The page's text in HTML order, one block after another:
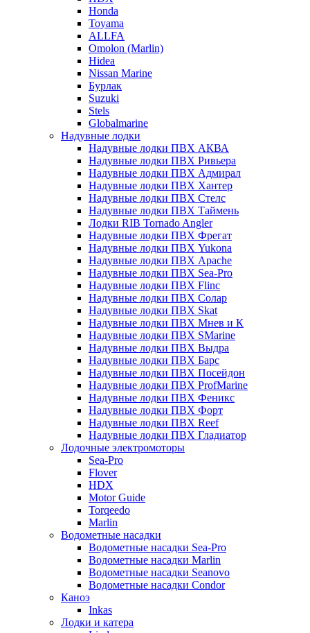
Honda
Toyama
ALLFA
Omolon (Marlin)
Hidea
Nissan Marine
Бурлак
Suzuki
Stels
Globalmarine
Надувные лодки
Надувные лодки ПВХ АКВА
Надувные лодки ПВХ Ривьера
Надувные лодки ПВХ Адмирал
Надувные лодки ПВХ Хантер
Надувные лодки ПВХ Стелс
Надувные лодки ПВХ Таймень
Лодки RIB Tornado Angler
Надувные лодки ПВХ Фрегат
Надувные лодки ПВХ Yukona
Надувные лодки ПВХ Apache
Надувные лодки ПВХ Sea-Pro
Надувные лодки ПВХ Flinc
Надувные лодки ПВХ Солар
Надувные лодки ПВХ Skat
Надувные лодки ПВХ Мнев и К
Надувные лодки ПВХ SMarine
Надувные лодки ПВХ Выдра
Надувные лодки ПВХ Барс
Надувные лодки ПВХ Посейдон
Надувные лодки ПВХ ProfMarine
Надувные лодки ПВХ Феникс
Надувные лодки ПВХ Форт
Надувные лодки ПВХ Reef
Надувные лодки ПВХ Гладиатор
Лодочные электромоторы
Sea-Pro
Flover
HDX
Motor Guide
Torqeedo
Marlin
Водометные насадки
Водометные насадки Sea-Pro
Водометные насадки Marlin
Водометные насадки Seanovo
Водометные насадки Condor
Каноэ
Inkas
Лодки и катера